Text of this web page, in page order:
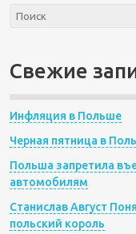
Свежие
Инфляция в Польше
Черная пятница в
Польша запретила
автомобилям
Станислав Август
польский король